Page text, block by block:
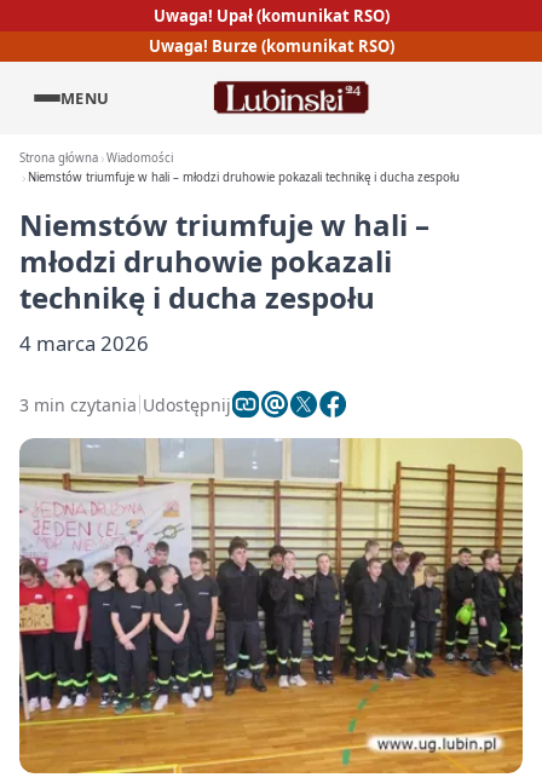
Uwaga! Upał (komunikat RSO)
Uwaga! Burze (komunikat RSO)
MENU
Strona główna Wiadomości
Niemstów triumfuje w hali – młodzi druhowie pokazali technikę i ducha zespołu
Niemstów triumfuje w hali –
młodzi druhowie pokazali
technikę i ducha zespołu
4 marca 2026
3 min czytania Udostępnij